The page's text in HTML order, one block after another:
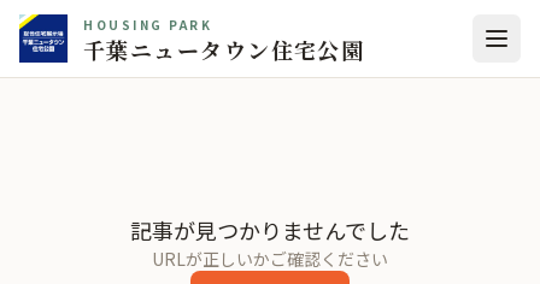
HOUSING PARK
千葉ニュータウン住宅公園
記事が見つかりませんでした
URLが正しいかご確認ください